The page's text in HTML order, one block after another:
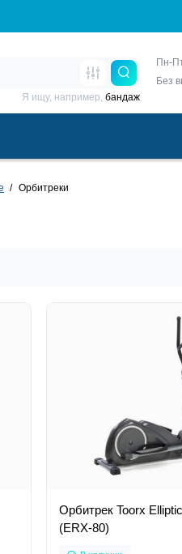
Пн-
Без
Я ищу, например, бандаж
Орбитреки
Орбитрек Toorx
(ERX-80)